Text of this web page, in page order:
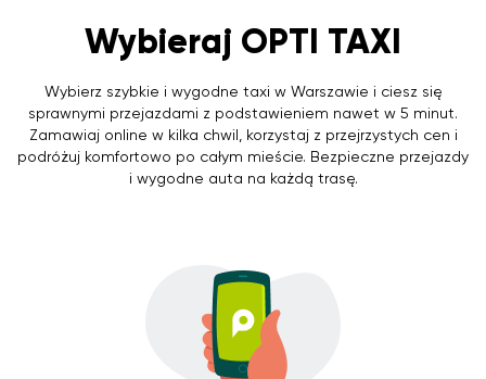
Wybieraj OPTI TAXI
Wybierz szybkie i wygodne taxi w Warszawie i ciesz się
sprawnymi przejazdami z podstawieniem nawet w 5 minut.
Zamawiaj online w kilka chwil, korzystaj z przejrzystych cen i
podróżuj komfortowo po całym mieście. Bezpieczne przejazdy
i wygodne auta na każdą trasę.